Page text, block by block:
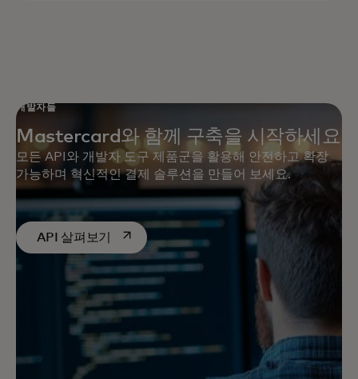
개발자들
Mastercard와 함께 구축을 시작하세요
모든 API와 개발자 도구 제품군을 활용해 안전하고 확장
가능하며 혁신적인 결제 솔루션을 만들어 보세요.
API 살펴보기 새 탭에서 열림